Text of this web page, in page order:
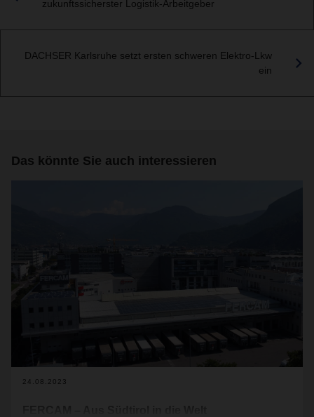
zukunftssicherster Logistik-Arbeitgeber
DACHSER Karlsruhe setzt ersten schweren Elektro-Lkw
ein
Das könnte Sie auch interessieren
24.08.2023